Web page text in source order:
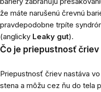
že máte narušenú črevnú
pravdepodobne trpíte
(anglicky Leaky gut).
Čo je priepustnosť čriev
Priepustnosť čriev nastáva
stena a môžu cez ňu do tela